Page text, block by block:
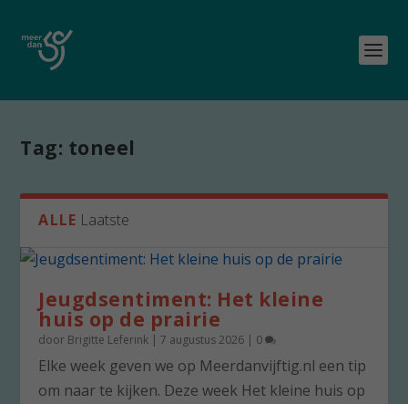
Tag: toneel
ALLE Laatste
Jeugdsentiment: Het kleine
huis op de prairie
door Brigitte Leferink |7 augustus 2026 | 0
Elke week geven we op Meerdanvijftig.nl een tip
om naar te kijken. Deze week Het kleine huis op